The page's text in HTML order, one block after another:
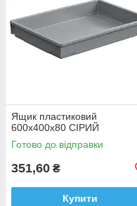
Ящик пластиковий
600х400х80 СІРИЙ
Готово до відправки
351,60 ₴
Купити